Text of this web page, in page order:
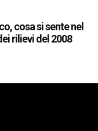
cosa si sente nel
rilievi del 2008